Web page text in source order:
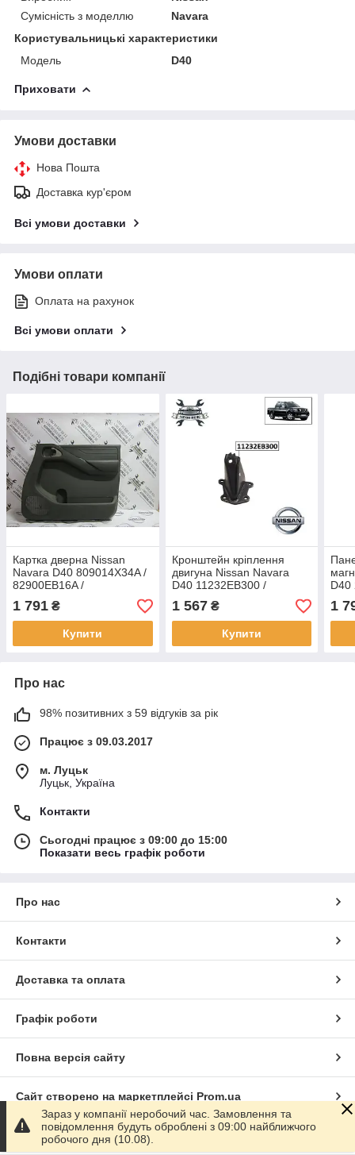
Сумісність з моделлю
Navara
Користувальницькі характеристики
Модель
D40
Приховати
Умови доставки
Нова Пошта
Доставка кур'єром
Всі умови доставки
Умови оплати
Оплата на рахунок
Всі умови оплати
Подібні товари компанії
Картка дверна Nissan
Navara D40 809014X34A /
82900EB16A /
82901EB16A
1 791 ₴
Купити
Кронштейн кріплення
двигуна Nissan Navara
D40 11232EB300 /
11233EB300
1 567₴
Купити
D40
1
Про нас
98% позитивних з 59 відгуків за рік
Працює з 09.03.2017
м. Луцьк
Луцьк, Україна
Контакти
Сьогодні працює з 09:00 до 15:00
Показати весь графік роботи
Про нас
Контакти
Доставка та оплата
Графік роботи
Повна версія сайту
Сайт створено на маркетплейсі Prom.ua
Політика конфіденційності
Зараз у компанії неробочий час. Замовлення та
повідомлення будуть оброблені з 09:00 найближчого
робочого дня (10.08).